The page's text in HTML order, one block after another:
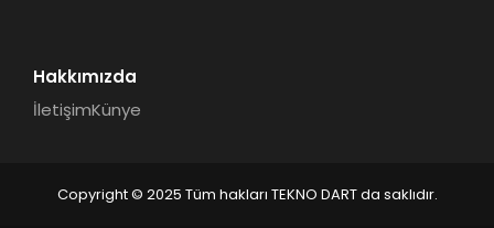
Hakkımızda
İletişimKünye
Copyright © 2025 Tüm hakları TEKNO DART da saklıdır.